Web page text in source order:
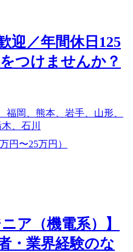
迎／年間休日125
つけませんか？
岡、熊本、岩手、山形、
、石川
円〜25万円）
ア（機電系）】
・業界経験のな